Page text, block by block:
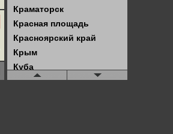
Краматорск
Красная площадь
Красноярский край
Крым
Куба
Кузбасс